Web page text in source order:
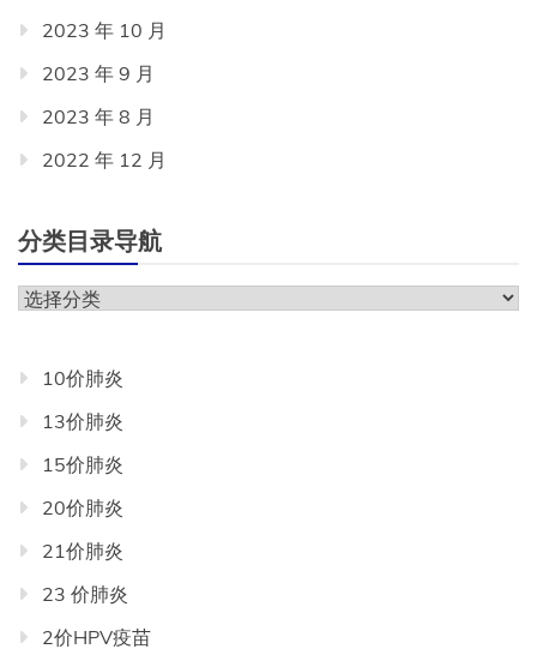
2023 年 10 月
2023 年 9 月
2023 年 8 月
2022 年 12 月
分类目录导航
分
导
航
10价肺炎
13价肺炎
15价肺炎
20价肺炎
21价肺炎
23 价肺炎
2价HPV疫苗